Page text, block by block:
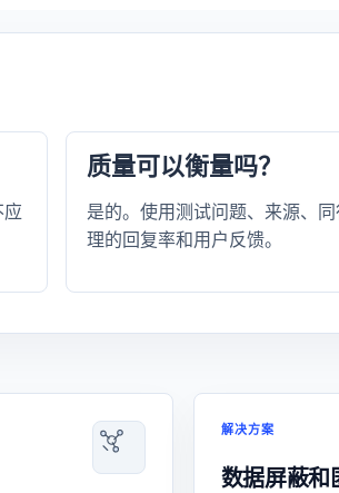
质量可以衡量吗？
是的。使用测试问题、来源、
理的回复率和用户反馈。
解决方案
数据屏蔽和